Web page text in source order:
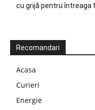
cu grijă pentru întreaga
Recomandari
Acasa
Curieri
Energie